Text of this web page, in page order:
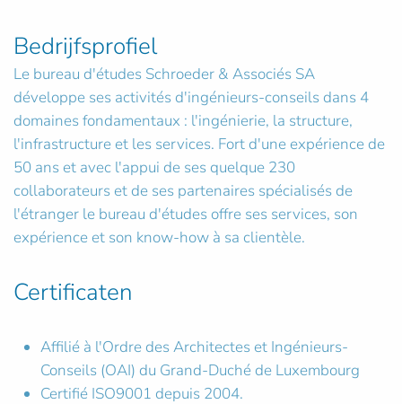
Bedrijfsprofiel
Le bureau d'études Schroeder & Associés SA
développe ses activités d'ingénieurs-conseils dans 4
domaines fondamentaux : l'ingénierie, la structure,
l'infrastructure et les services. Fort d'une expérience de
50 ans et avec l'appui de ses quelque 230
collaborateurs et de ses partenaires spécialisés de
l'étranger le bureau d'études offre ses services, son
expérience et son know-how à sa clientèle.
Certificaten
Affilié à l'Ordre des Architectes et Ingénieurs-
Conseils (OAI) du Grand-Duché de Luxembourg
Certifié ISO9001 depuis 2004.